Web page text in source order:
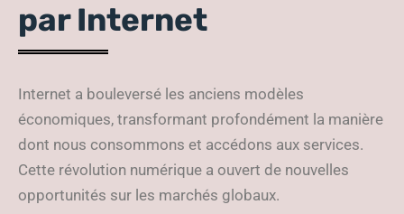
par Internet
Internet a bouleversé les anciens modèles
économiques, transformant profondément la manière
dont nous consommons et accédons aux services.
Cette révolution numérique a ouvert de nouvelles
opportunités sur les marchés globaux.